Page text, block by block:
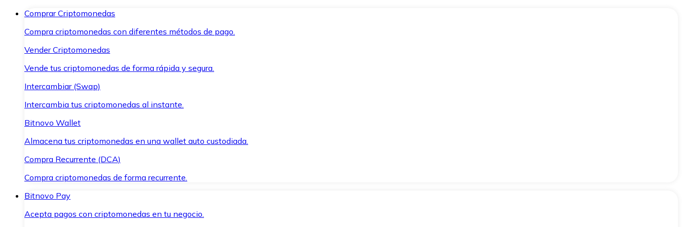
Comprar Criptomonedas
Compra criptomonedas con diferentes métodos de pago.
Vender Criptomonedas
Vende tus criptomonedas de forma rápida y segura.
Intercambiar (Swap)
Intercambia tus criptomonedas al instante.
Bitnovo Wallet
Almacena tus criptomonedas en una wallet auto custodiada.
Compra Recurrente (DCA)
Compra criptomonedas de forma recurrente.
Bitnovo Pay
Acepta pagos con criptomonedas en tu negocio.